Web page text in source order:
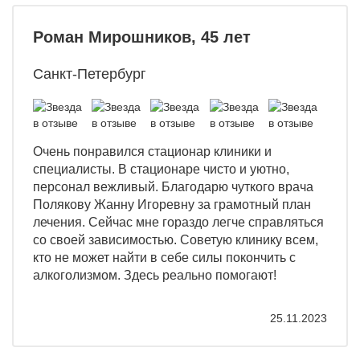
Роман Мирошников, 45 лет
Санкт-Петербург
Очень понравился стационар клиники и
специалисты. В стационаре чисто и уютно,
персонал вежливый. Благодарю чуткого врача
Полякову Жанну Игоревну за грамотный план
лечения. Сейчас мне гораздо легче справляться
со своей зависимостью. Советую клинику всем,
кто не может найти в себе силы покончить с
алкоголизмом. Здесь реально помогают!
25.11.2023